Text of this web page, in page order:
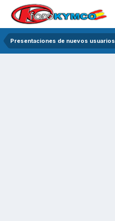
Presentaciones de nuevos usuarios